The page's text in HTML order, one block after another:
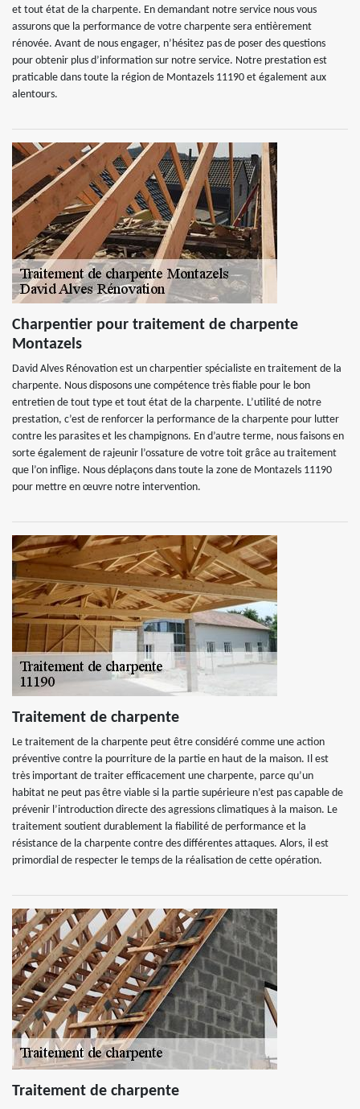
et tout état de la charpente. En demandant notre service nous vous
assurons que la performance de votre charpente sera entièrement
rénovée. Avant de nous engager, n’hésitez pas de poser des questions
pour obtenir plus d’information sur notre service. Notre prestation est
praticable dans toute la région de Montazels 11190 et également aux
alentours.
Charpentier pour traitement de charpente
Montazels
David Alves Rénovation est un charpentier spécialiste en traitement de la
charpente. Nous disposons une compétence très fiable pour le bon
entretien de tout type et tout état de la charpente. L’utilité de notre
prestation, c’est de renforcer la performance de la charpente pour lutter
contre les parasites et les champignons. En d’autre terme, nous faisons en
sorte également de rajeunir l’ossature de votre toit grâce au traitement
que l’on inflige. Nous déplaçons dans toute la zone de Montazels 11190
pour mettre en œuvre notre intervention.
Traitement de charpente
Le traitement de la charpente peut être considéré comme une action
préventive contre la pourriture de la partie en haut de la maison. Il est
très important de traiter efficacement une charpente, parce qu’un
habitat ne peut pas être viable si la partie supérieure n’est pas capable de
prévenir l’introduction directe des agressions climatiques à la maison. Le
traitement soutient durablement la fiabilité de performance et la
résistance de la charpente contre des différentes attaques. Alors, il est
primordial de respecter le temps de la réalisation de cette opération.
Traitement de charpente